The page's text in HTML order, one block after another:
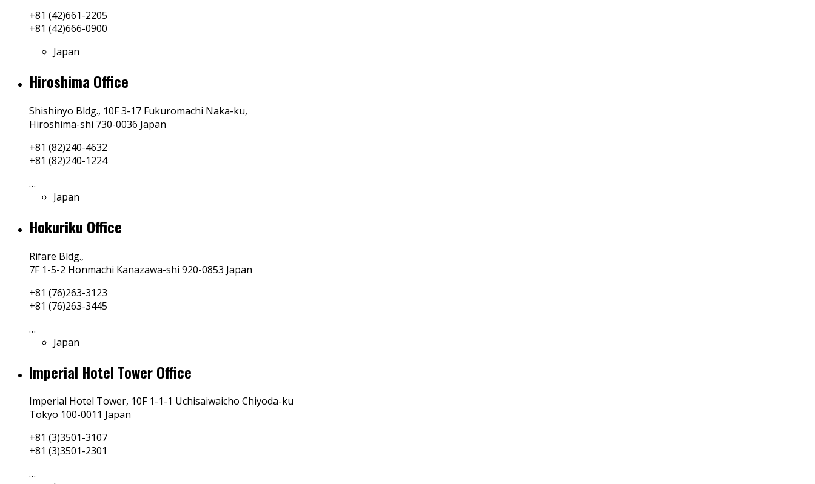
+81 (42)661-2205
+81 (42)666-0900
Japan
Hiroshima Office
Shishinyo Bldg., 10F 3-17 Fukuromachi Naka-ku,
Hiroshima-shi 730-0036 Japan
+81 (82)240-4632
+81 (82)240-1224
…
Japan
Hokuriku Office
Rifare Bldg.,
7F 1-5-2 Honmachi Kanazawa-shi 920-0853 Japan
+81 (76)263-3123
+81 (76)263-3445
…
Japan
Imperial Hotel Tower Office
Imperial Hotel Tower, 10F 1-1-1 Uchisaiwaicho Chiyoda-ku
Tokyo 100-0011 Japan
+81 (3)3501-3107
+81 (3)3501-2301
…